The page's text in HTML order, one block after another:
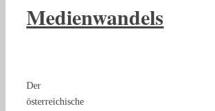
Medienwandels
Der
österreichische